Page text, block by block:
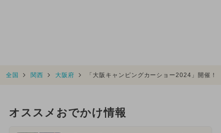
全国 関西 大阪府 「大阪キャンピングカーショー2024」開催
オススメおでかけ情報